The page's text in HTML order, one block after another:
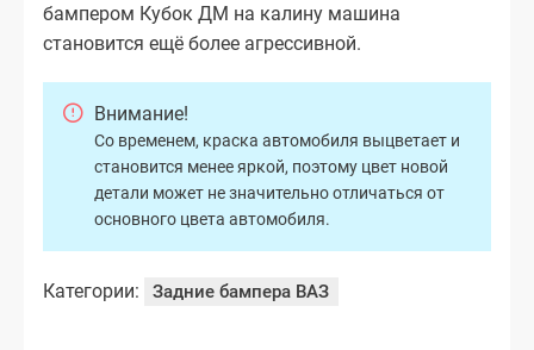
бампером Кубок ДМ на калину машина
становится ещё более агрессивной.
Внимание!
Со временем, краска автомобиля выцветает и
становится менее яркой, поэтому цвет новой
детали может не значительно отличаться от
основного цвета автомобиля.
Категории: Задние бампера ВАЗ